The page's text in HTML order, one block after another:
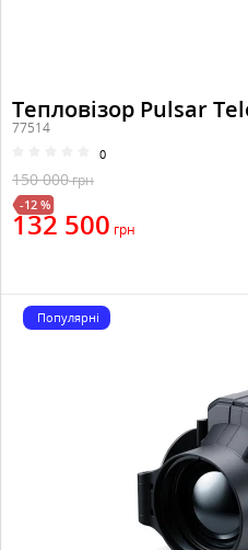
Тепловізор Pulsar
77514
0
150 000грн
-12 %
132 500 грн
Популярні